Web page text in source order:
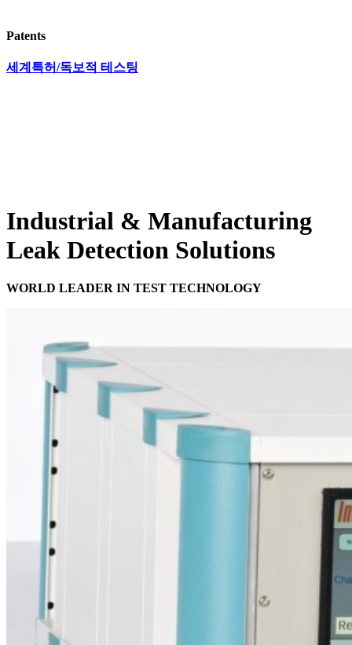
Patents
세계특허/독보적 테스팅
Industrial & Manufacturing
Leak Detection Solutions
WORLD LEADER IN TEST TECHNOLOGY